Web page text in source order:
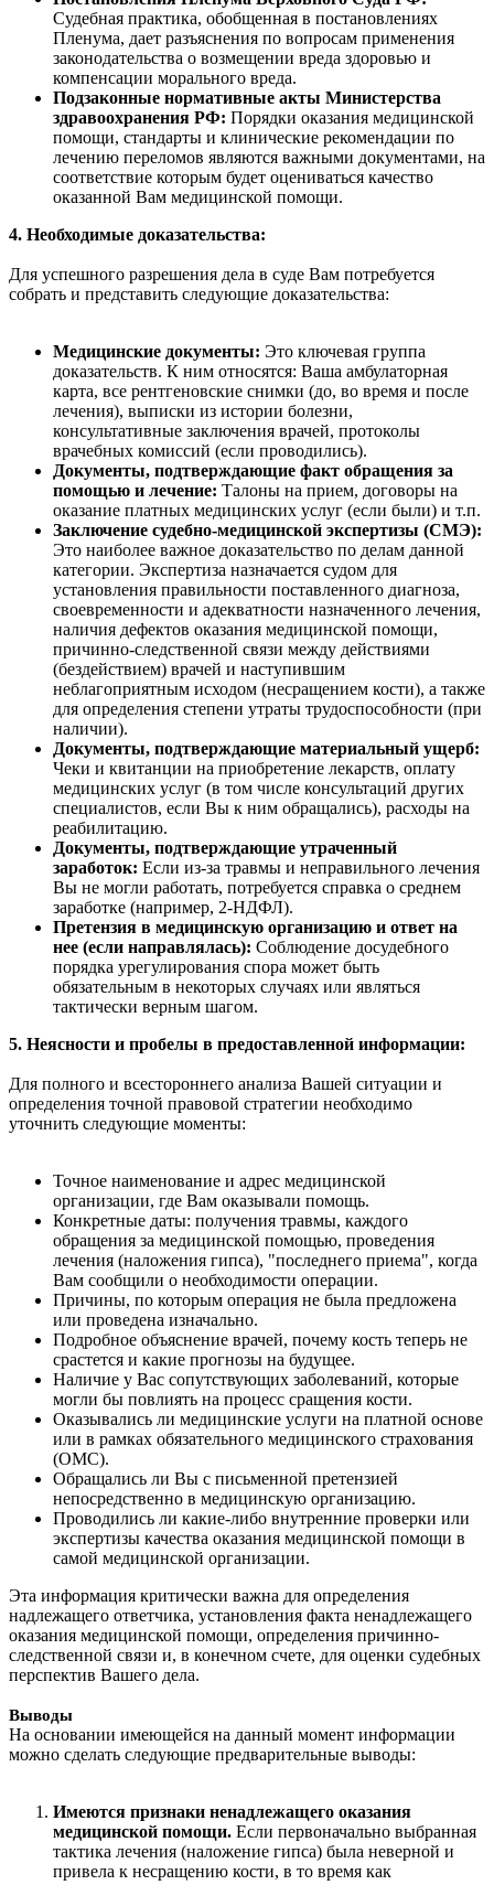
Судебная практика, обобщенная в постановлениях
Пленума, дает разъяснения по вопросам применения
законодательства о возмещении вреда здоровью и
компенсации морального вреда.
Подзаконные нормативные акты Министерства
здравоохранения РФ: Порядки оказания медицинской
помощи, стандарты и клинические рекомендации по
лечению переломов являются важными документами, на
соответствие которым будет оцениваться качество
оказанной Вам медицинской помощи.
4. Необходимые доказательства:
Для успешного разрешения дела в суде Вам потребуется
собрать и представить следующие доказательства:
Медицинские документы: Это ключевая группа
доказательств. К ним относятся: Ваша амбулаторная
карта, все рентгеновские снимки (до, во время и после
лечения), выписки из истории болезни,
консультативные заключения врачей, протоколы
врачебных комиссий (если проводились).
Документы, подтверждающие факт обращения за
помощью и лечение: Талоны на прием, договоры на
оказание платных медицинских услуг (если были) и т.п.
Заключение судебно-медицинской экспертизы (СМЭ):
Это наиболее важное доказательство по делам данной
категории. Экспертиза назначается судом для
установления правильности поставленного диагноза,
своевременности и адекватности назначенного лечения,
наличия дефектов оказания медицинской помощи,
причинно-следственной связи между действиями
(бездействием) врачей и наступившим
неблагоприятным исходом (несращением кости), а также
для определения степени утраты трудоспособности (при
наличии).
Документы, подтверждающие материальный ущерб:
Чеки и квитанции на приобретение лекарств, оплату
медицинских услуг (в том числе консультаций других
специалистов, если Вы к ним обращались), расходы на
реабилитацию.
Документы, подтверждающие утраченный
заработок: Если из-за травмы и неправильного лечения
Вы не могли работать, потребуется справка о среднем
заработке (например, 2-НДФЛ).
Претензия в медицинскую организацию и ответ на
нее (если направлялась): Соблюдение досудебного
порядка урегулирования спора может быть
обязательным в некоторых случаях или являться
тактически верным шагом.
5. Неясности и пробелы в предоставленной информации:
Для полного и всестороннего анализа Вашей ситуации и
определения точной правовой стратегии необходимо
уточнить следующие моменты:
Точное наименование и адрес медицинской
организации, где Вам оказывали помощь.
Конкретные даты: получения травмы, каждого
обращения за медицинской помощью, проведения
лечения (наложения гипса), "последнего приема", когда
Вам сообщили о необходимости операции.
Причины, по которым операция не была предложена
или проведена изначально.
Подробное объяснение врачей, почему кость теперь не
срастется и какие прогнозы на будущее.
Наличие у Вас сопутствующих заболеваний, которые
могли бы повлиять на процесс сращения кости.
Оказывались ли медицинские услуги на платной основе
или в рамках обязательного медицинского страхования
(ОМС).
Обращались ли Вы с письменной претензией
непосредственно в медицинскую организацию.
Проводились ли какие-либо внутренние проверки или
экспертизы качества оказания медицинской помощи в
самой медицинской организации.
Эта информация критически важна для определения
надлежащего ответчика, установления факта ненадлежащего
оказания медицинской помощи, определения причинно-
следственной связи и, в конечном счете, для оценки судебных
перспектив Вашего дела.
Выводы
На основании имеющейся на данный момент информации
можно сделать следующие предварительные выводы:
Имеются признаки ненадлежащего оказания
медицинской помощи. Если первоначально выбранная
тактика лечения (наложение гипса) была неверной и
привела к несращению кости, в то время как